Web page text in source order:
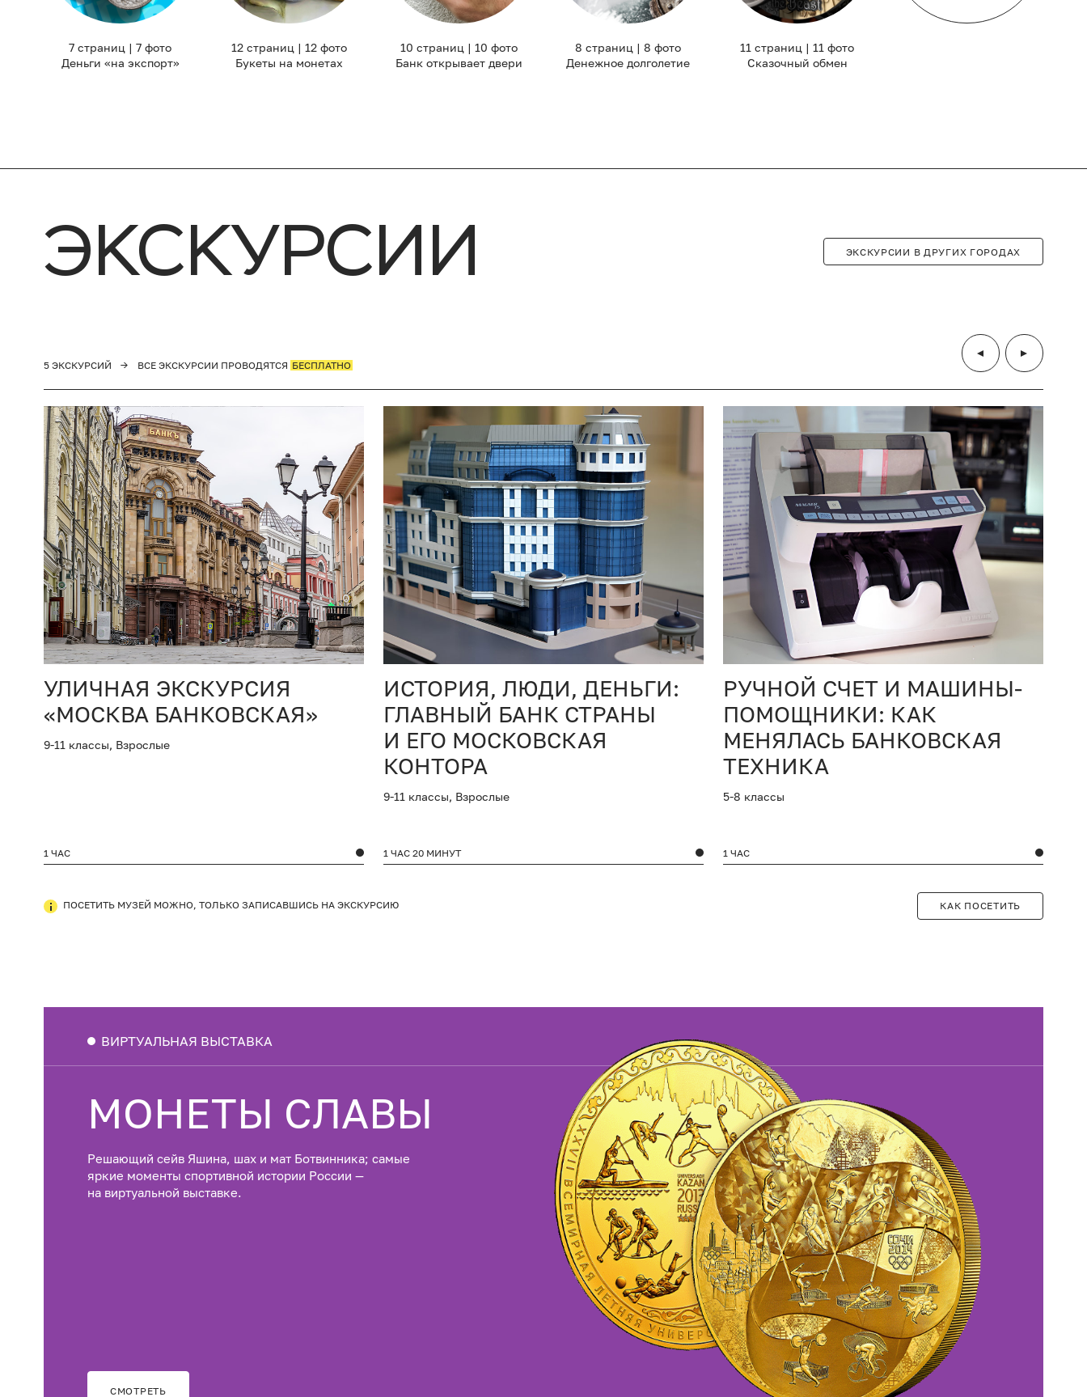
7 страниц | 7 фото
Деньги «на экспорт»
12 страниц | 12 фото
Букеты на монетах
10 страниц | 10 фото
Банк открывает двери
8 страниц | 8 фото
Денежное долголетие
11 страниц | 11 фото
Сказочный обмен
ЭКСКУРСИИ ЭКСКУРСИИ В ДРУГИХ ГОРОДАХ
5 ЭКСКУРСИЙ → ВСЕ ЭКСКУРСИИ ПРОВОДЯТСЯ БЕСПЛАТНО
УЛИЧНАЯ ЭКСКУРСИЯ
«МОСКВА БАНКОВСКАЯ»
9-11 классы, Взрослые
1 ЧАС
ИСТОРИЯ, ЛЮДИ, ДЕНЬГИ:
ГЛАВНЫЙ БАНК СТРАНЫ
И ЕГО МОСКОВСКАЯ
КОНТОРА
9-11 классы, Взрослые
1 ЧАС 20 МИНУТ
РУЧНОЙ СЧЕТ И МАШИНЫ-
ПОМОЩНИКИ: КАК
МЕНЯЛАСЬ БАНКОВСКАЯ
ТЕХНИКА
5-8 классы
1 ЧАС
ПОСЕТИТЬ МУЗЕЙ МОЖНО, ТОЛЬКО ЗАПИСАВШИСЬ НА ЭКСКУРСИЮ КАК ПОСЕТИТЬ
ВИРТУАЛЬНАЯ ВЫСТАВКА
МОНЕТЫ СЛАВЫ
Решающий сейв Яшина, шах и мат Ботвинника; самые
яркие моменты спортивной истории России —
на виртуальной выставке.
СМОТРЕТЬ